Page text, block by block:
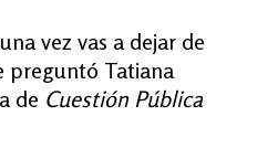
vez vas a dejar de
preguntó Tatiana
de Cuestión Pública